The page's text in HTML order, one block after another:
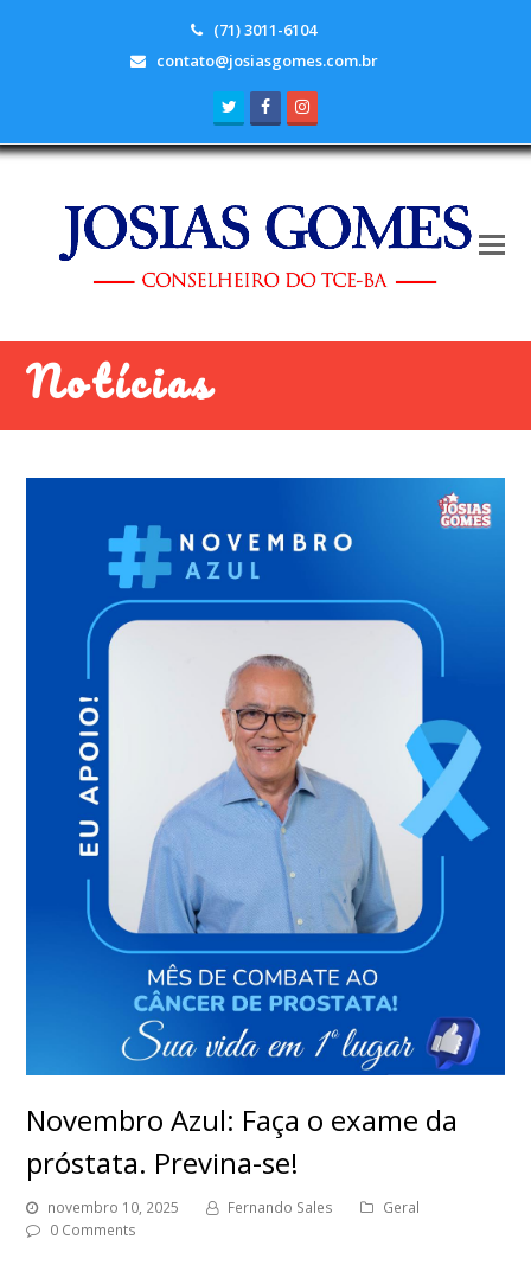
(71) 3011-6104
contato@josiasgomes.com.br
TwitterFacebook
Notícias
Novembro Azul: Faça o exame da
próstata. Previna-se!
novembro 10, 2025 Fernando Sales
Geral
0 Comments